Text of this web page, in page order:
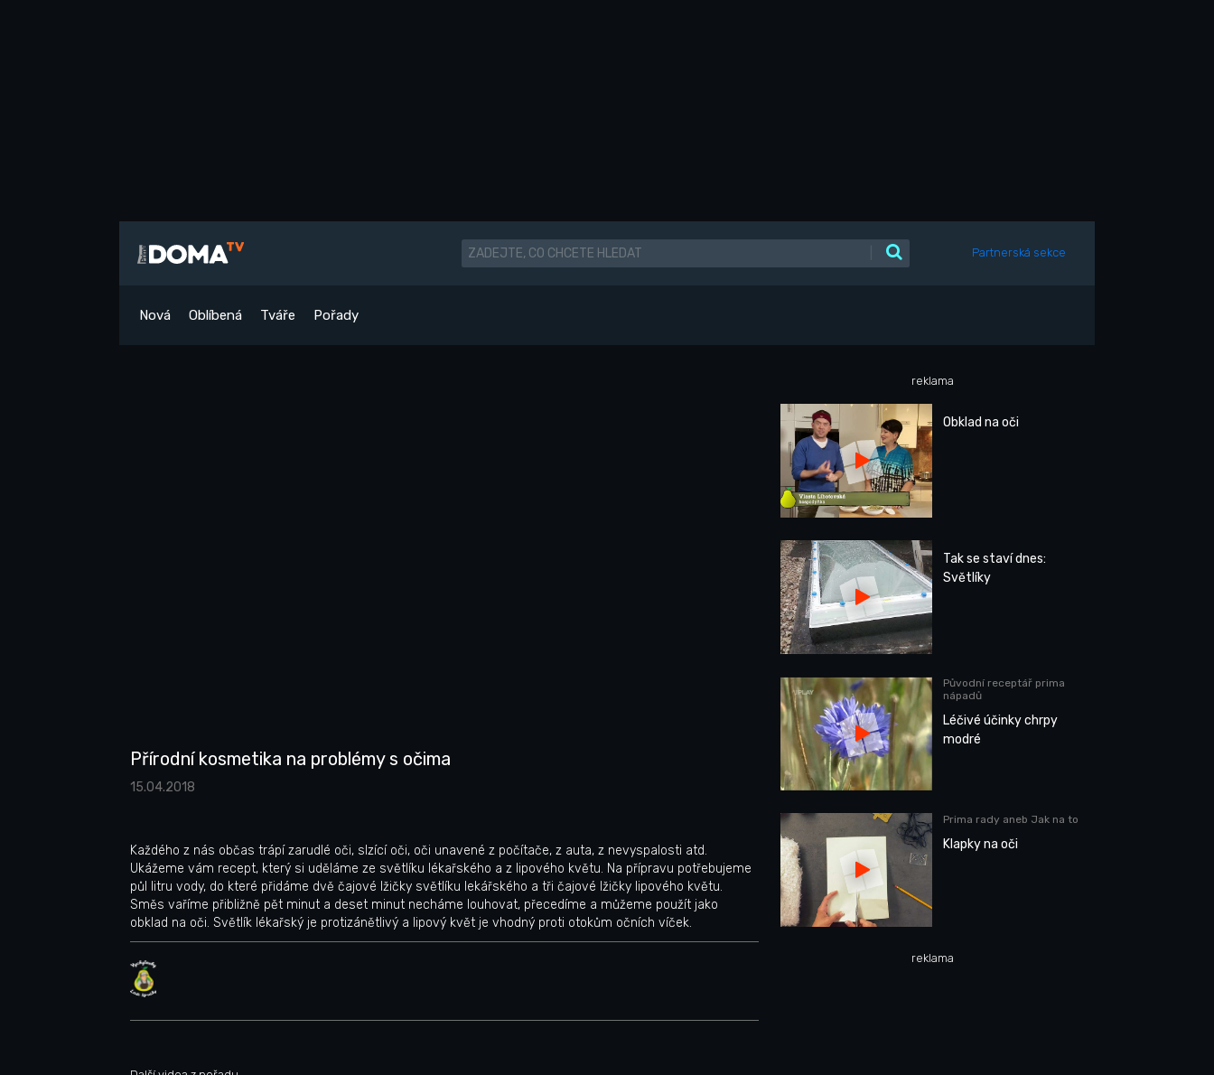
Partnerská sekce
Nová Oblíbená Tváře Pořady
Přírodní kosmetika na problémy s očima
15.04.2018
Každého z nás občas trápí zarudlé oči, slzící oči, oči unavené z počítače, z auta, z nevyspalosti atd.
Ukážeme vám recept, který si uděláme ze světlíku lékařského a z lipového květu. Na přípravu potřebujeme
půl litru vody, do které přidáme dvě čajové lžičky světlíku lekářského a tři čajové lžičky lipového květu.
Směs vaříme přibližně pět minut a deset minut necháme louhovat, přecedíme a můžeme použít jako
obklad na oči. Světlík lékařský je protizánětlivý a lipový květ je vhodný proti otokům očních víček.
reklama
Obklad na oči
Tak se staví dnes:
Světlíky
Původní receptář prima
nápadů
Léčivé účinky chrpy
modré
Prima rady aneb Jak na to
Klapky na oči
reklama